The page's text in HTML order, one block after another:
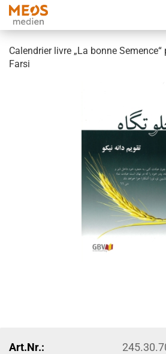
Calendrier livre „La bonne
Farsi
Art.Nr.: